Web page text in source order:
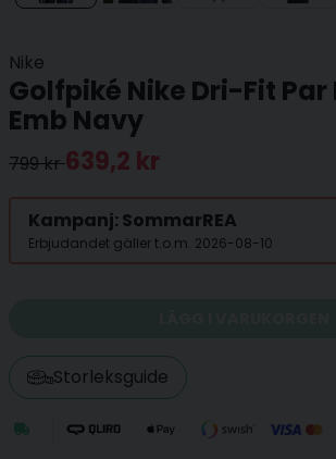
Nike
Golfpiké Nike Dri-Fit Par
Emb Navy
799 kr639,2 kr
Kampanj: SommarREA
Erbjudandet gäller t.o.m. 2026-08-10
Storleksguide